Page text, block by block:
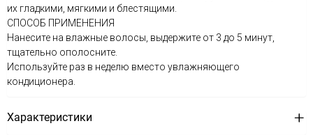
их гладкими, мягкими и блестящими.
СПОСОБ ПРИМЕНЕНИЯ
Нанесите на влажные волосы, выдержите от 3 до 5 минут,
тщательно ополосните.
Используйте раз в неделю вместо увлажняющего
кондиционера.
Характеристики